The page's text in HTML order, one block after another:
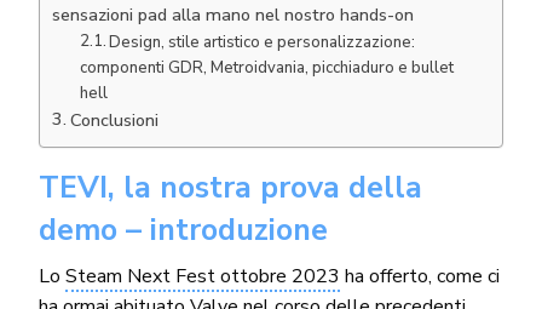
sensazioni pad alla mano nel nostro hands-on
Design, stile artistico e personalizzazione:
componenti GDR, Metroidvania, picchiaduro e bullet
hell
Conclusioni
TEVI, la nostra prova della
demo – introduzione
Lo Steam Next Fest ottobre 2023 ha offerto, come ci